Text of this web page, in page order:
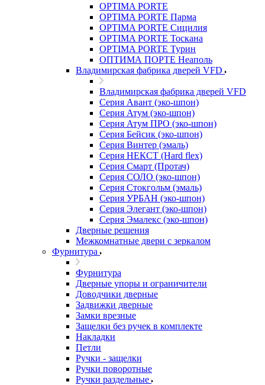
OPTIMA PORTE
OPTIMA PORTE Парма
OPTIMA PORTE Сицилия
OPTIMA PORTE Тоскана
OPTIMA PORTE Турин
ОПТИМА ПОРТЕ Неаполь
Владимирская фабрика дверей VFD
Владимирская фабрика дверей VFD
Серия Авант (эко-шпон)
Серия Атум (эко-шпон)
Серия Атум ПРО (эко-шпон)
Серия Бейсик (эко-шпон)
Серия Винтер (эмаль)
Серия НЕКСТ (Hard flex)
Серия Смарт (Протач)
Серия СОЛО (эко-шпон)
Серия Стокгольм (эмаль)
Серия УРБАН (эко-шпон)
Серия Элегант (эко-шпон)
Серия Эмалекс (эко-шпон)
Дверные решения
Межкомнатные двери c зеркалом
Фурнитура
Фурнитура
Дверные упоры и ограничители
Доводчики дверные
Задвижки дверные
Замки врезные
Защелки без ручек в комплекте
Накладки
Петли
Ручки - защелки
Ручки поворотные
Ручки раздельные